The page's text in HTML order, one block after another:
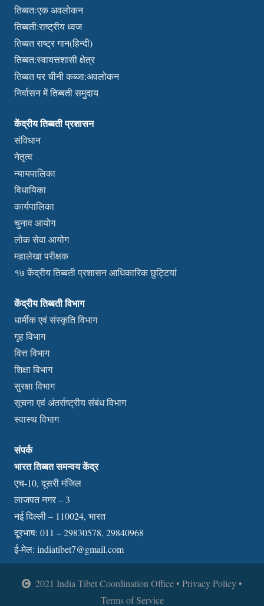
तिब्बतःएक अवलोकन
तिब्बती:राष्ट्रीय ध्वज
तिब्बत राष्ट्र गान(हिन्दी)
तिब्बत:स्वायत्तशासी क्षेत्र
तिब्बत पर चीनी कब्जा:अवलोकन
निर्वासन में तिब्बती समुदाय
केंद्रीय तिब्बती प्रशासन
संविधान
नेतृत्व
न्यायपालिका
विधायिका
कार्यपालिका
चुनाव आयोग
लोक सेवा आयोग
महालेखा परीक्षक
१७ केंद्रीय तिब्बती प्रशासन आधिकारिक छुट्टियां
केंद्रीय तिब्बती विभाग
धार्मीक एवं संस्कृति विभाग
गृह विभाग
वित्त विभाग
शिक्षा विभाग
सुरक्षा विभाग
सूचना एवं अंतर्राष्ट्रीय संबंध विभाग
स्वास्थ विभाग
संपर्क
भारत तिब्बत समन्वय केंद्र
एच-10, दूसरी मंजिल
लाजपत नगर – 3
नई दिल्ली – 110024, भारत
दूरभाष: 011 – 29830578, 29840968
ई-मेल: indiatibet7@gmail.com
2021 India Tibet Coordination Office • Privacy Policy •
Terms of Service